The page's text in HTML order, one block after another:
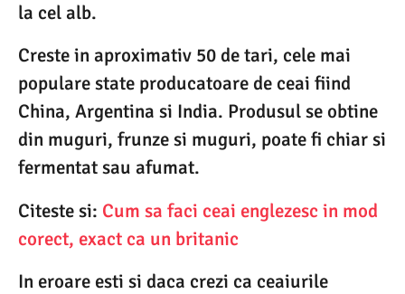
la cel alb.
Creste in aproximativ 50 de tari, cele mai
populare state producatoare de ceai fiind
China, Argentina si India. Produsul se obtine
din muguri, frunze si muguri, poate fi chiar si
fermentat sau afumat.
Citeste si: Cum sa faci ceai englezesc in mod
corect, exact ca un britanic
In eroare esti si daca crezi ca ceaiurile